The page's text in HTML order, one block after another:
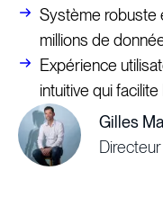
Système robuste
millions de
Expérience
intuitive qui
Gilles